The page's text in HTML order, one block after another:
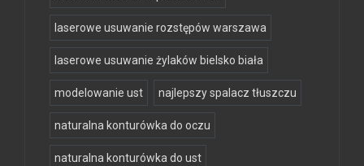
laserowe usuwanie rozstępów warszawa
laserowe usuwanie żylaków bielsko biała
modelowanie ust najlepszy spalacz tłuszczu
naturalna konturówka do oczu
naturalna konturówka do ust